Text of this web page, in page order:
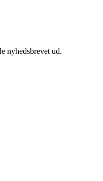
nyhedsbrevet ud.